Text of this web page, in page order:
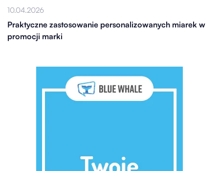
10.04.2026
Praktyczne zastosowanie personalizowanych miarek w
promocji marki